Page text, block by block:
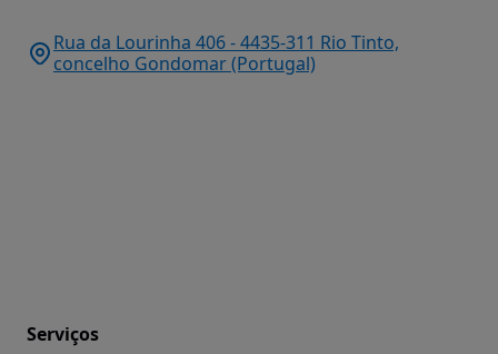
Rua da Lourinha 406 - 4435-311 Rio Tinto,
concelho Gondomar (Portugal)
Serviços